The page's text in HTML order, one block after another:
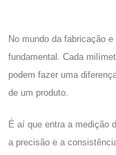
No mundo da fabricação
fundamental. Cada
podem fazer uma
de um produto.
É aí que entra a medição
a precisão e a